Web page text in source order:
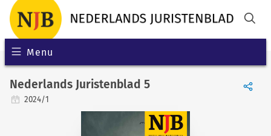
Menu
Nederlands Juristenblad 5
2024/1